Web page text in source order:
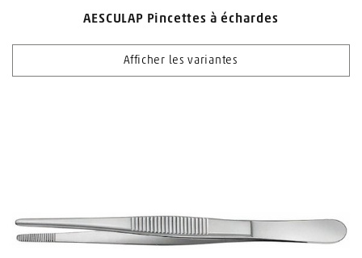
AESCULAP Pincettes à échardes
Afficher les variantes